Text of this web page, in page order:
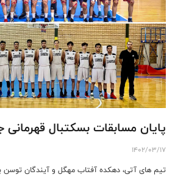
پایان مسابقات بسکتبال قهرمانی
1402/03/17
تیم های آتی، دهکده آفتاب مهگل و آیندگان توسن